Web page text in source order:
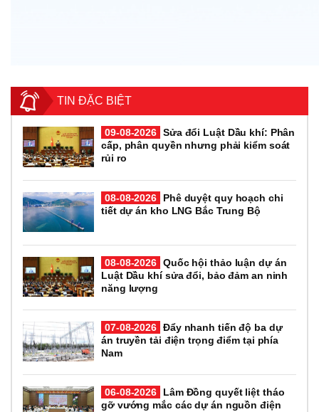
TIN ĐẶC BIỆT
09-08-2026 Sửa đổi Luật Dầu khí: Phân
cấp, phân quyền nhưng phải kiểm soát
rủi ro
08-08-2026
Phê duyệt quy hoạch chi
tiết dự án kho LNG Bắc Trung Bộ
08-08-2026 Quốc hội thảo luận dự án
Luật Dầu khí sửa đổi, bảo đảm an ninh
năng lượng
07-08-2026 Đẩy nhanh tiến độ ba dự
án truyền tải điện trọng điểm tại phía
Nam
06-08-2026
Lâm Đồng quyết liệt tháo
gỡ vướng mắc các dự án nguồn điện